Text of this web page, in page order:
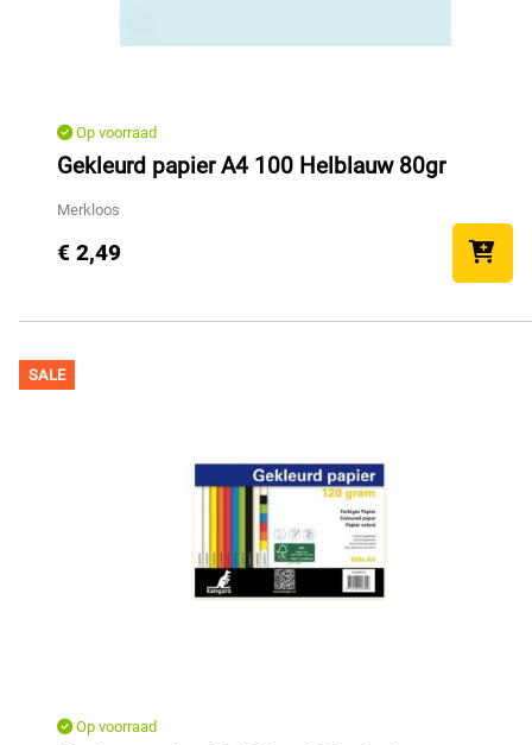
Op voorraad
Gekleurd papier A4 100 Helblauw 80gr
Merkloos
€ 2,49
SALE
Op voorraad